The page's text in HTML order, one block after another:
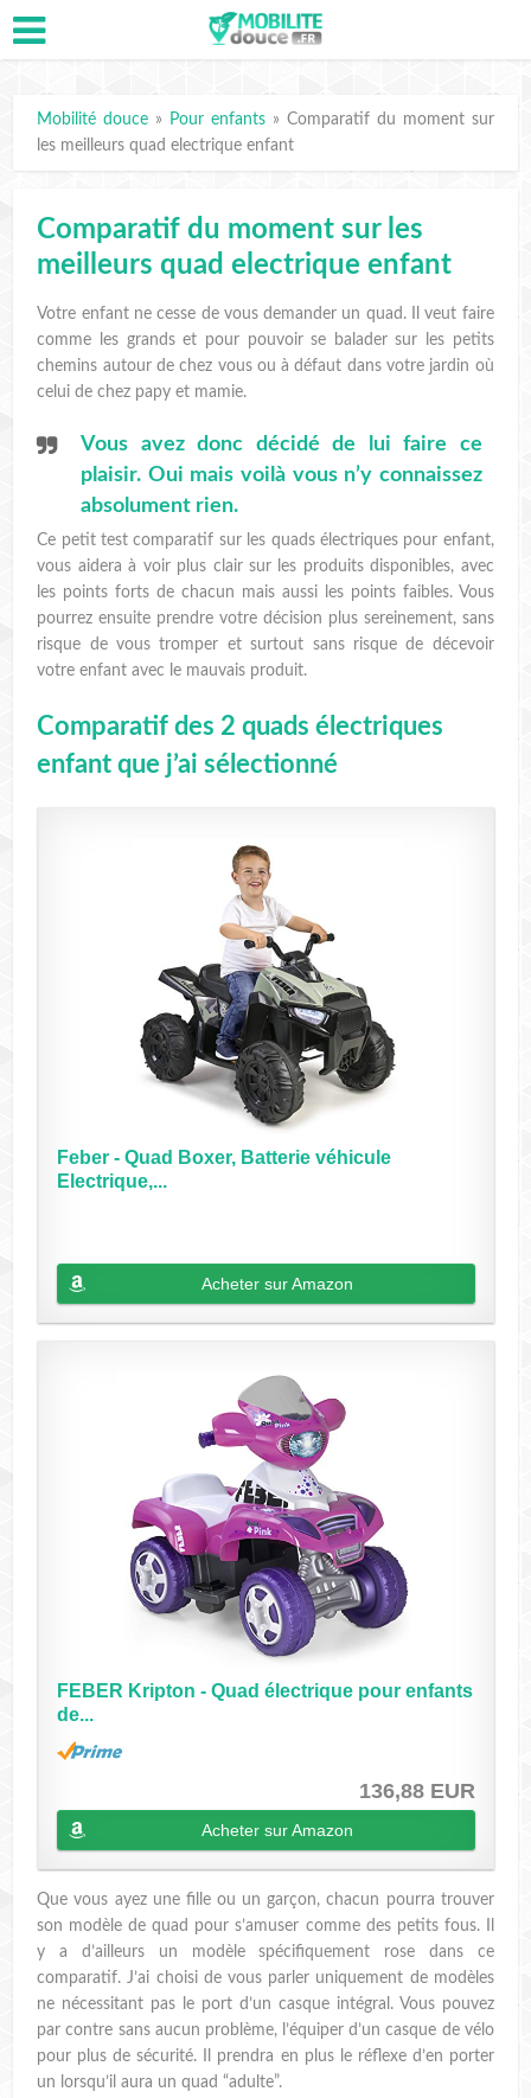
Mobilité douce » Pour enfants » Comparatif du moment sur
les meilleurs quad electrique enfant
Comparatif du moment sur les
meilleurs quad electrique enfant
Votre enfant ne cesse de vous demander un quad. Il veut faire
comme les grands et pour pouvoir se balader sur les petits
chemins autour de chez vous ou à défaut dans votre jardin où
celui de chez papy et mamie.
Vous avez donc décidé de lui faire ce
plaisir. Oui mais voilà vous n’y connaissez
absolument rien.
Ce petit test comparatif sur les quads électriques pour enfant,
vous aidera à voir plus clair sur les produits disponibles, avec
les points forts de chacun mais aussi les points faibles. Vous
pourrez ensuite prendre votre décision plus sereinement, sans
risque de vous tromper et surtout sans risque de décevoir
votre enfant avec le mauvais produit.
Comparatif des 2 quads électriques
enfant que j’ai sélectionné
Feber - Quad Boxer, Batterie véhicule
Electrique,...
Acheter sur Amazon
FEBER Kripton - Quad électrique pour enfants
de...
136,88 EUR
Acheter sur Amazon
Que vous ayez une fille ou un garçon, chacun pourra trouver
son modèle de quad pour s’amuser comme des petits fous. Il
y a d’ailleurs un modèle spécifiquement rose dans ce
comparatif. J’ai choisi de vous parler uniquement de modèles
ne nécessitant pas le port d’un casque intégral. Vous pouvez
par contre sans aucun problème, l’équiper d’un casque de vélo
pour plus de sécurité. Il prendra en plus le réflexe d’en porter
un lorsqu’il aura un quad “adulte”.